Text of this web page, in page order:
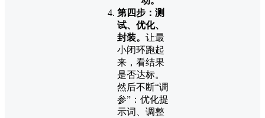
第四步：测
试、优化、
封装。 让最
小闭环跑起
来，看结果
是否达标。
然后不断“调
参”：优化提
示词、调整